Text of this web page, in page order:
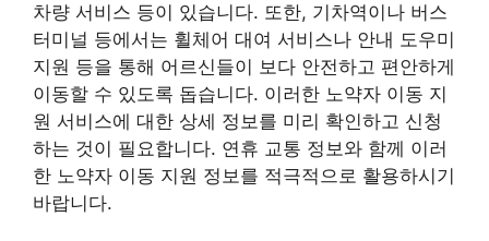
차량 서비스 등이 있습니다. 또한, 기차역이나 버스
터미널 등에서는 휠체어 대여 서비스나 안내 도우미
지원 등을 통해 어르신들이 보다 안전하고 편안하게
이동할 수 있도록 돕습니다. 이러한 노약자 이동 지
원 서비스에 대한 상세 정보를 미리 확인하고 신청
하는 것이 필요합니다. 연휴 교통 정보와 함께 이러
한 노약자 이동 지원 정보를 적극적으로 활용하시기
바랍니다.